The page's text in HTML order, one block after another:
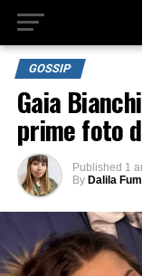
GOSSIP
Gaia
prime foto
Published 1
By Dalila